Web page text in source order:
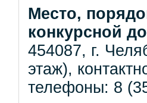
Место,
конкурсной
454087, г.
этаж),
телефоны: 8